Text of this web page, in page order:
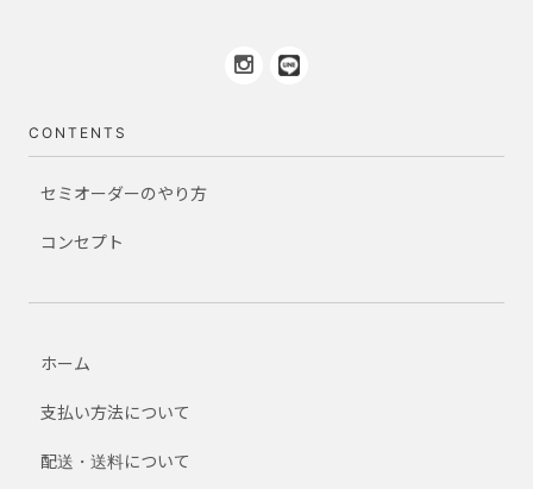
CONTENTS
セミオーダーのやり方
コンセプト
ホーム
支払い方法について
配送・送料について